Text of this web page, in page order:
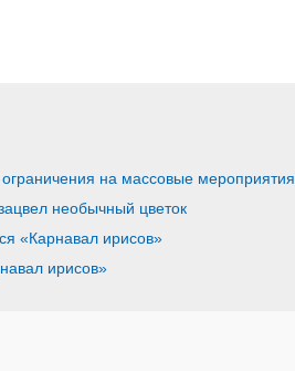
на массовые мероприятия
необычный цветок
«Карнавал ирисов»
ирисов»